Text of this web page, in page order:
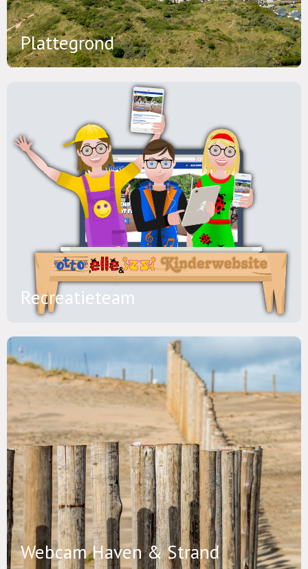
Plattegrond
Recreatieteam
Webcam Haven & Strand